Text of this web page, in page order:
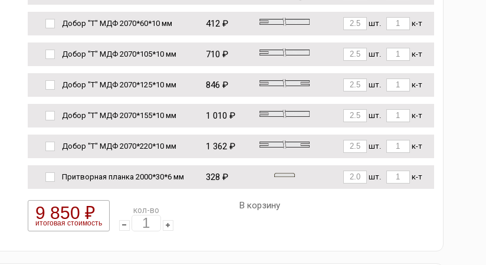
Добор "Т" МДФ 2070*60*10 мм 412 ₽ шт. к-т
Добор "Т" МДФ 2070*105*10 мм 710 ₽ шт. к-т
Добор "Т" МДФ 2070*125*10 мм 846 ₽ шт. к-т
Добор "Т" МДФ 2070*155*10 мм 1 010 ₽ шт. к-т
Добор "Т" МДФ 2070*220*10 мм 1 362 ₽ шт. к-т
Притворная планка 2000*30*6 мм 328 ₽ шт. к-т
9 850 ₽
итоговая стоимость
кол-во В корзину